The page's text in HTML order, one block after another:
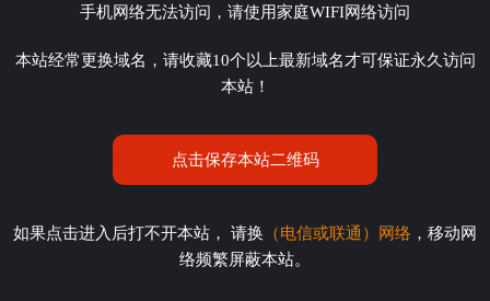
手机网络无法访问，请使用家庭WIFI网络访问
本站经常更换域名，请收藏10个以上最新域名才可保证永久访问
本站！
点击保存本站二维码
如果点击进入后打不开本站， 请换 （电信或联通）网络 ，移动网
络频繁屏蔽本站。